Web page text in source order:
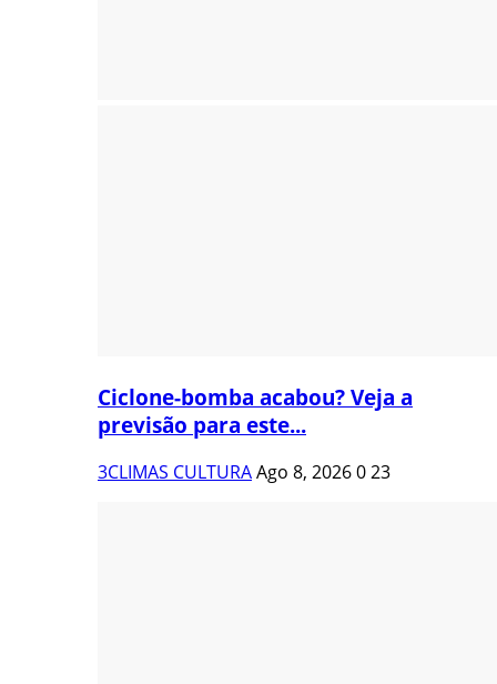
Ciclone-bomba acabou? Veja a
previsão para este...
3CLIMAS CULTURAAgo 8, 2026023